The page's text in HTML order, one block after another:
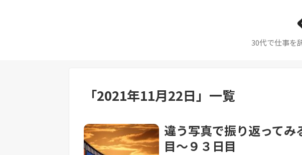
30代で仕事を
「2021年11月22日」 一覧
違う写真で振り返って
目～９３日目